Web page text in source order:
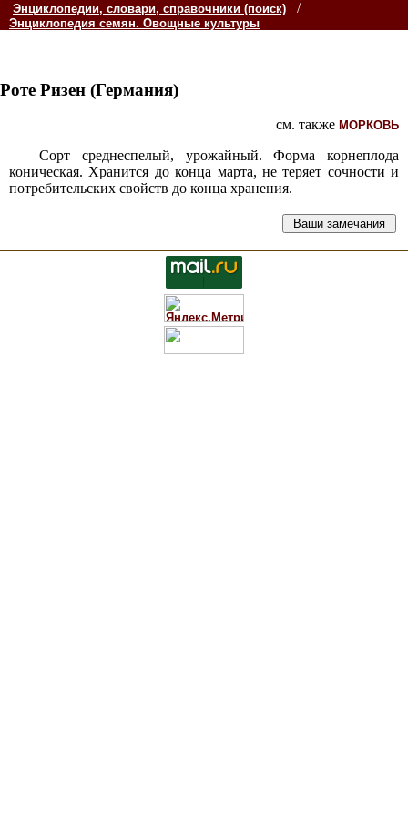
Энциклопедии, словари, справочники (поиск) /
Энциклопедия семян. Овощные культуры
Роте Ризен (Германия)
см. также МОРКОВЬ
Сорт среднеспелый, урожайный. Форма корнеплода
коническая. Хранится до конца марта, не теряет сочности и
потребительских свойств до конца хранения.